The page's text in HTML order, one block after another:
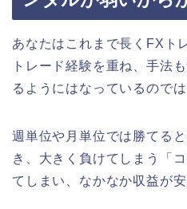
あなたはこれまで長くFXト
トレード経験を重ね、手法
るようにはなっているので
週単位や月単位では勝てる
き、大きく負けてしまう「
てしまい、なかなか収益が安